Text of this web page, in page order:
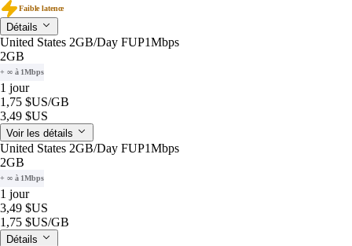
Faible latence
Détails
United States 2GB/Day FUP1Mbps
2GB
+ ∞ à 1Mbps
1 jour
1,75 $US/GB
3,49 $US
Voir les détails
United States 2GB/Day FUP1Mbps
2GB
+ ∞ à 1Mbps
1 jour
3,49 $US
1,75 $US/GB
Détails